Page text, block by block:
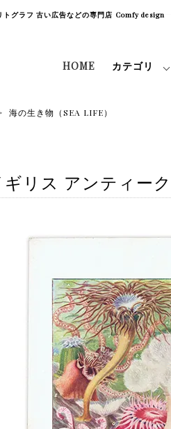
グラフ 古い広告などの専門店 Comfy design
HOME カテゴリ
海の生き物（SEA LIFE）
リス アンティーク